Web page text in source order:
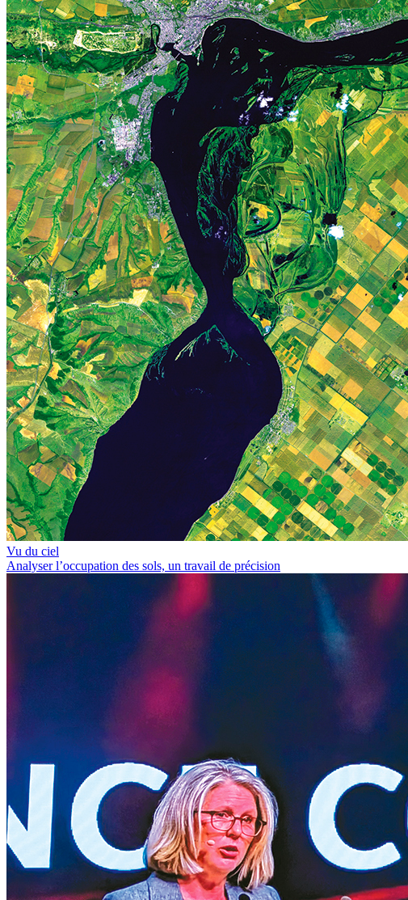
Vu du ciel
Analyser l’occupation des sols, un travail de précision